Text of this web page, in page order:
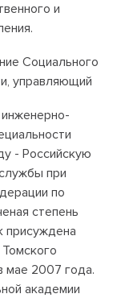
и
Социального
управляющий
- Российскую
при
по
степень
присуждена
мае 2007 года.
академии